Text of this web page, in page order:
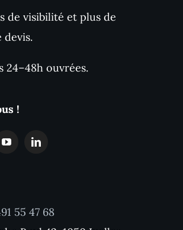
de visibilité et plus de
devis.
24–48h ouvrées.
!
55 47 68